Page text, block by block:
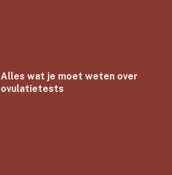
Alles wat je moet weten over
ovulatietests